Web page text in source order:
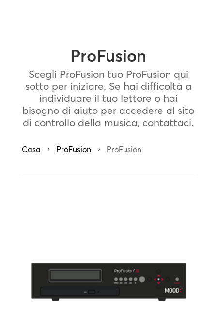
ProFusion
Scegli ProFusion tuo ProFusion qui
sotto per iniziare. Se hai difficoltà a
individuare il tuo lettore o hai
bisogno di aiuto per accedere al sito
di controllo della musica, contattaci.
Casa 5 ProFusion 5 ProFusion